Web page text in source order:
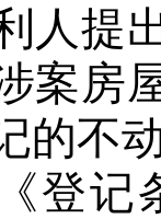
人提
案房
的不
登记